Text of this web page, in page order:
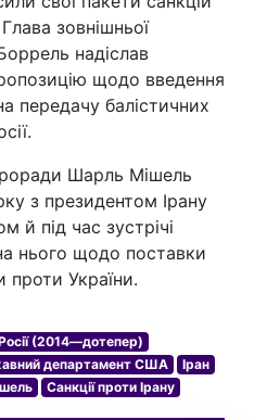
зовнішньої
надіслав
щодо введення
передачу балістичних
Шарль Мішель
з президентом Ірану
й під час зустрічі
нього щодо поставки
проти України.
(2014—дотепер)
департамент США
Іран
Санкції проти Ірану